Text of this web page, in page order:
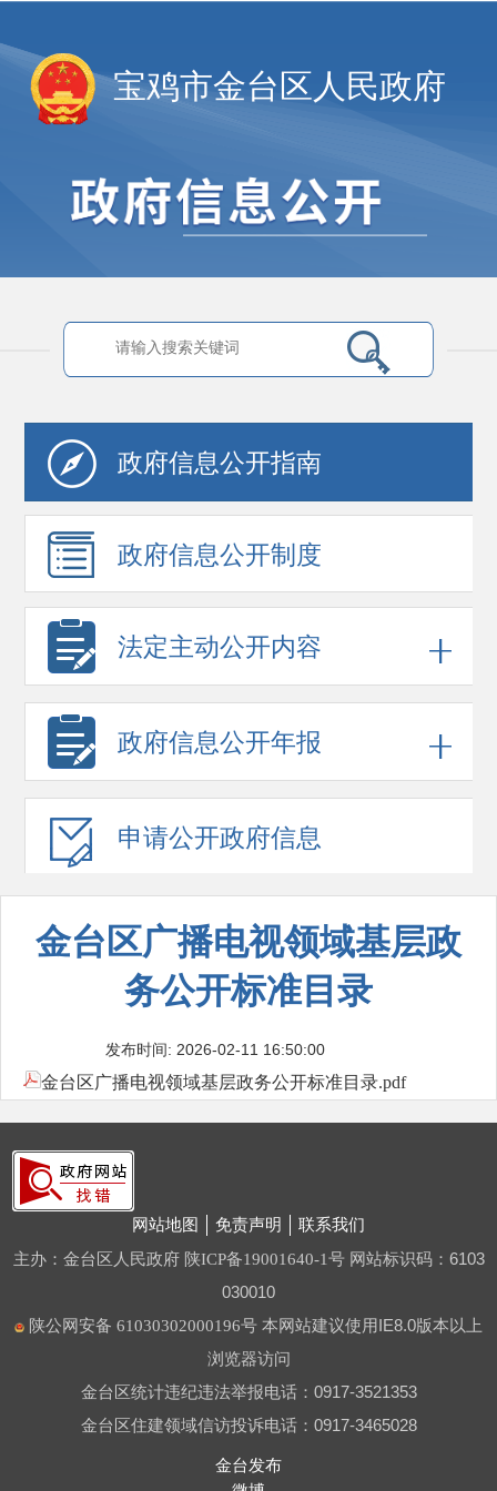
宝鸡市金台区人民政府
政府信息公开指南
政府信息公开制度
法定主动公开内容
政府信息公开年报
申请公开政府信息
金台区广播电视领域基层政
务公开标准目录
发布时间: 2026-02-11 16:50:00
金台区广播电视领域基层政务公开标准目录.pdf
网站地图 免责声明 联系我们
主办：金台区人民政府 陕ICP备19001640-1号 网站标识码：6103
030010
陕公网安备 61030302000196号 本网站建议使用IE8.0版本以上
浏览器访问
金台区统计违纪违法举报电话：0917-3521353
金台区住建领域信访投诉电话：0917-3465028
金台发布